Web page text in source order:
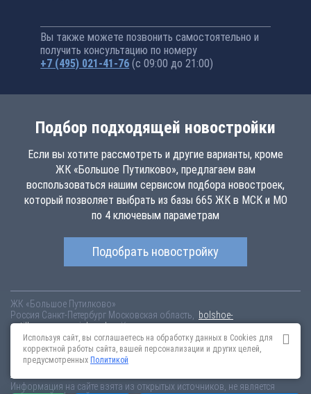
Вы также можете позвонить самостоятельно и
получить консультацию по номеру
+7 (495) 021-41-76 (с 09:00 до 21:00)
Подбор подходящей новостройки
Если вы хотите рассмотреть и другие варианты, кроме
ЖК «Большое Путилково», предлагаем вам
воспользоваться нашим сервисом подбора новостроек,
который позволяет выбрать из базы 665 ЖК в МСК и МО
по 4 ключевым параметрам
Подобрать новостройку
ЖК «Большое Путилково»
Россия Санкт-Петербург Московская область,
bolshoe-
putilkovo.novopoisk.msk.ruКупить квартиру в новом жилом комплексе
«Большое Путилково» от «Группа «Самолет»» в Красногорском
районе. Квартиры различных планировок от 6.63 млн рублей!
Информация на сайте взята из открытых источников, не является
Используя сайт, вы соглашаетесь на обработку данных в Cookies для
корректной работы сайта, вашей персонализации и других целей,
предусмотренных Политикой